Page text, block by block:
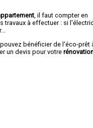
, il faut compter en
travaux à effectuer : si
bénéficier de l'éco-prêt
un devis pour votre